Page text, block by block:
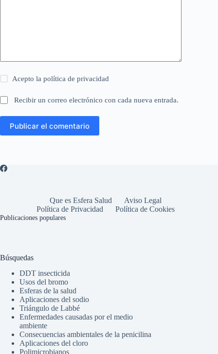
Acepto lapolítica de privacidad
Recibir un correo electrónico con cada nueva entrada.
Publicar el comentario
Que es Esfera Salud
Aviso Legal
Política de Privacidad
Política de Cookies
Publicaciones populares
Búsquedas
DDT insecticida
Usos del bromo
Esferas de la salud
Aplicaciones del sodio
Triángulo de Labbé
Enfermedades causadas por el medio
ambiente
Consecuencias ambientales de la penicilina
Aplicaciones del cloro
Polimicrobianos